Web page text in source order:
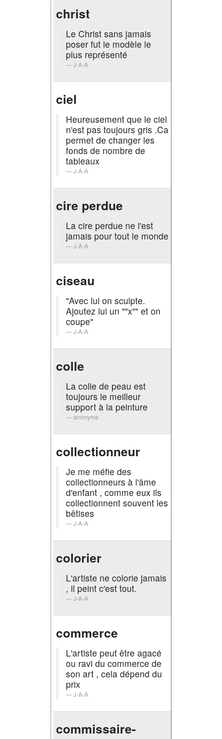
christ
Le Christ sans jamais
poser fut le modèle le
plus représenté
J-A-A
ciel
Heureusement que le ciel
n'est pas toujours gris .Ca
permet de changer les
fonds de nombre de
tableaux
J-A-A
cire perdue
La cire perdue ne l'est
jamais pour tout le monde
J-A-A
ciseau
"Avec lui on sculpte.
Ajoutez lui un ""x"" et on
coupe"
J-A-A
colle
La colle de peau est
toujours le meilleur
support à la peinture
anonyme
collectionneur
Je me méfie des
collectionneurs à l'âme
d'enfant , comme eux ils
collectionnent souvent les
bêtises
J-A-A
colorier
L'artiste ne colorie jamais
, il peint c'est tout.
J-A-A
commerce
L'artiste peut être agacé
ou ravi du commerce de
son art , cela dépend du
prix
J-A-A
commissaire-